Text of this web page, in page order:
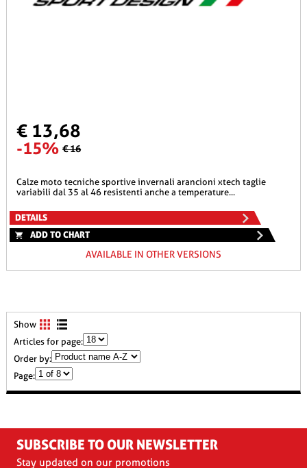
€ 13,68
-15% € 16
calze moto tecniche sportive invernali arancioni xtech taglie
variabili dal 35 al 46 resistenti anche a temperature...
DETAILS
ADD TO CHART
AVAILABLE IN OTHER VERSIONS
Show
Articles for page:
Order by:
Page:
SUBSCRIBE TO OUR NEWSLETTER
Stay updated on our promotions